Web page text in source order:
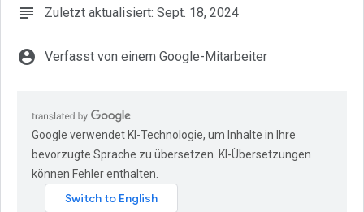
subject Zuletzt aktualisiert: Sept. 18, 2024
account_circle Verfasst von einem Google-Mitarbeiter
Google verwendet KI-Technologie, um Inhalte in Ihre
bevorzugte Sprache zu übersetzen. KI-Übersetzungen
können Fehler enthalten.